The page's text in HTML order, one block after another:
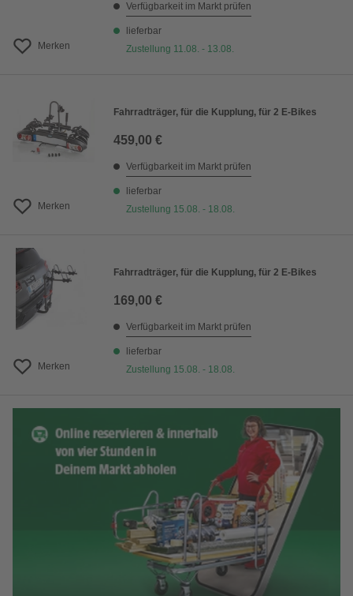
Merken
Verfügbarkeit im Markt prüfen
lieferbar
Zustellung 11.08. - 13.08.
Merken
Fahrradträger, für die Kupplung, für 2 E-Bikes
459,00 €
Verfügbarkeit im Markt prüfen
lieferbar
Zustellung 15.08. - 18.08.
Merken
Fahrradträger, für die Kupplung, für 2 E-Bikes
169,00 €
Verfügbarkeit im Markt prüfen
lieferbar
Zustellung 15.08. - 18.08.